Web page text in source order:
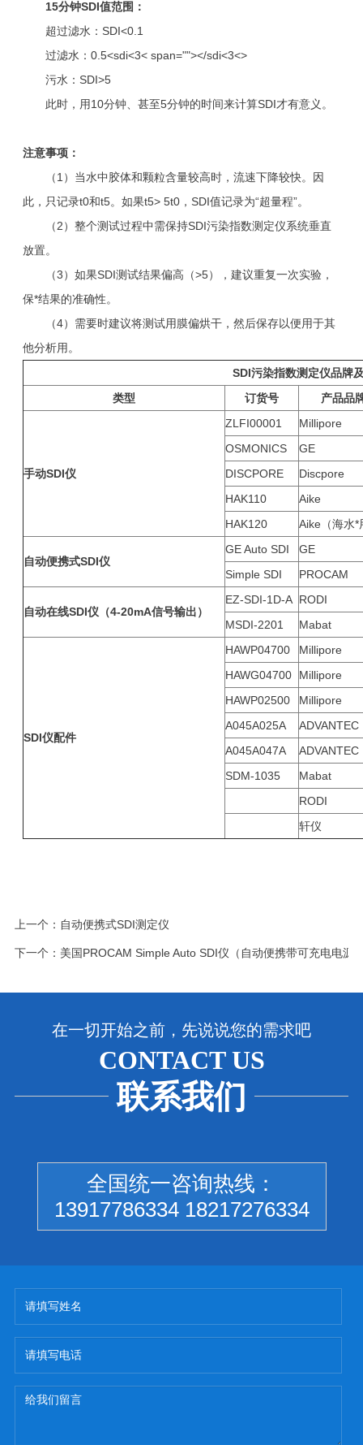
15分钟SDI值范围：
超过滤水：SDI<0.1
过滤水：0.5<sdi<3< span=""></sdi<3<>
污水：SDI>5
此时，用10分钟、甚至5分钟的时间来计算SDI才有意义。
注意事项：
（1）当水中胶体和颗粒含量较高时，流速下降较快。因
此，只记录t0和t5。如果t5> 5t0，SDI值记录为“超量程”。
（2）整个测试过程中需保持SDI污染指数测定仪系统垂直
放置。
（3）如果SDI测试结果偏高（>5），建议重复一次实验，
保*结果的准确性。
（4）需要时建议将测试用膜偏烘干，然后保存以便用于其
他分析用。
SDI污染指数测定仪品牌
类型
订货号 产品品
手动SDI仪
ZLFI00001
Millipore
OSMONICS
GE
DISCPORE
Discpore
HAK110
Aike
HAK120
Aike（海水*
自动便携式SDI仪
GE Auto SDI
GE
Simple SDI
PROCAM
自动在线SDI仪（4-20mA信号输出）
EZ-SDI-1D-A RODI
MSDI-2201
Mabat
SDI仪配件
HAWP04700
Millipore
HAWG04700
Millipore
HAWP02500
Millipore
A045A025A
ADVANTEC
A045A047A
ADVANTEC
SDM-1035
Mabat
RODI
轩仪
上一个： 自动便携式SDI测定仪
下一个： 美国PROCAM Simple Auto SDI仪（自动便携带可充电电源
在一切开始之前，先说说您的需求吧
CONTACT US
联系我们
全国统一咨询热线：
13917786334 18217276334